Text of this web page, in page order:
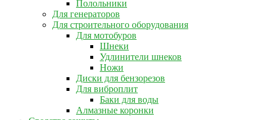
Полольники
Для генераторов
Для строительного оборудования
Для мотобуров
Шнеки
Удлинители шнеков
Ножи
Диски для бензорезов
Для виброплит
Баки для воды
Алмазные коронки